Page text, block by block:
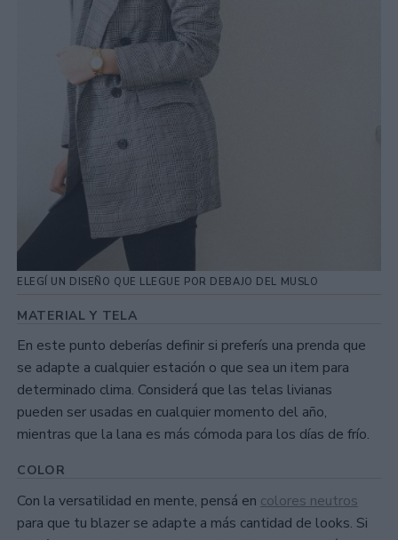
ELEGÍ UN DISEÑO QUE LLEGUE POR DEBAJO DEL MUSLO
MATERIAL Y TELA
En este punto deberías definir si preferís una prenda que
se adapte a cualquier estación o que sea un item para
determinado clima. Considerá que las telas livianas
pueden ser usadas en cualquier momento del año,
mientras que la lana es más cómoda para los días de frío.
COLOR
Con la versatilidad en mente, pensá en colores neutros
para que tu blazer se adapte a más cantidad de looks. Si